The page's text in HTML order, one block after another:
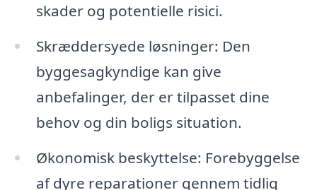
skader og potentielle risici.
Skræddersyede løsninger: Den
byggesagkyndige kan give
anbefalinger, der er tilpasset dine
behov og din boligs situation.
Økonomisk beskyttelse: Forebyggelse
af dyre reparationer gennem tidlig